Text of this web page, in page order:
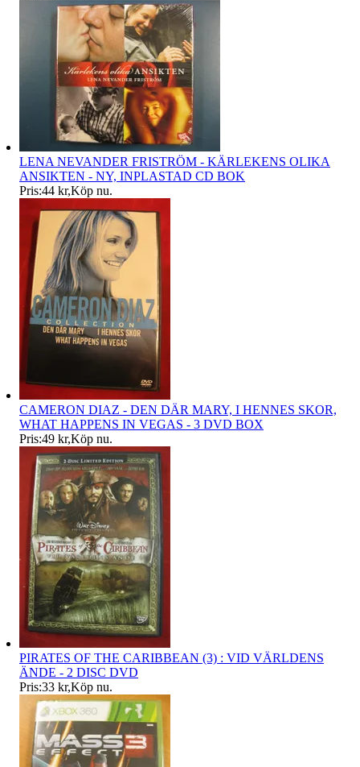
LENA NEVANDER FRISTRÖM - KÄRLEKENS OLIKA
ANSIKTEN - NY, INPLASTAD CD BOK
Pris:44 kr,Köp nu.
CAMERON DIAZ - DEN DÄR MARY, I HENNES SKOR,
WHAT HAPPENS IN VEGAS - 3 DVD BOX
Pris:49 kr,Köp nu.
PIRATES OF THE CARIBBEAN (3) : VID VÄRLDENS
ÄNDE - 2 DISC DVD
Pris:33 kr,Köp nu.